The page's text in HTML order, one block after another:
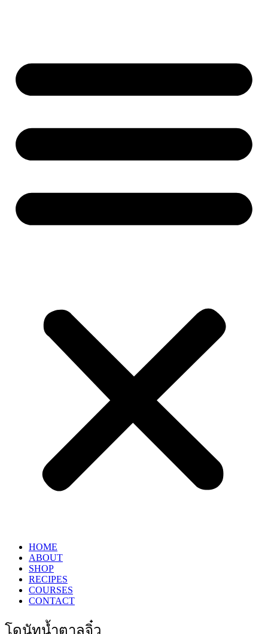
HOME
ABOUT
SHOP
RECIPES
COURSES
CONTACT
โดนัทน้ำตาลจิ๋ว